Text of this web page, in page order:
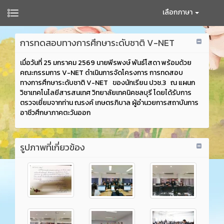
เลือกภาษา
การทดสอบทางการศึกษาระดับชาติ V-NET
เมื่อวันที่ 25 มกราคม 2569 นายพีรพงษ์ พันธ์โสดา พร้อมด้วย
คณะกรรมการ V-NET ดำเนินการจัดโครงการ การทดสอบ
ทางการศึกษาระดับชาติ V-NET ของนักเรียน ปวช.3 ณ แผนก
วิชาเทคโนโลยีสารสนเทศ วิทยาลัยเทคนิคชลบุรี โดยได้รับการ
ตรวจเยี่ยมจากท่าน ณรงค์ เกษตรภิบาล ผู้อำนวยการสถาบันการ
อาชีวศึกษาภาคตะวันออก
รูปภาพที่เกี่ยวข้อง